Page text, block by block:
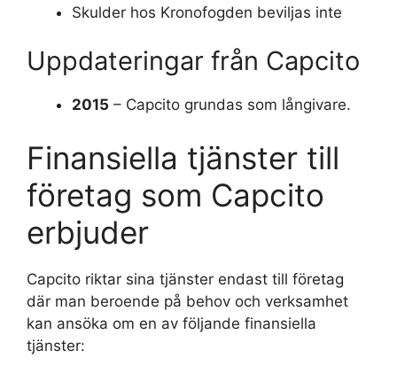
Skulder hos Kronofogden beviljas inte
Uppdateringar från Capcito
2015 – Capcito grundas som långivare.
Finansiella tjänster till
företag som Capcito
erbjuder
Capcito riktar sina tjänster endast till företag
där man beroende på behov och verksamhet
kan ansöka om en av följande finansiella
tjänster: